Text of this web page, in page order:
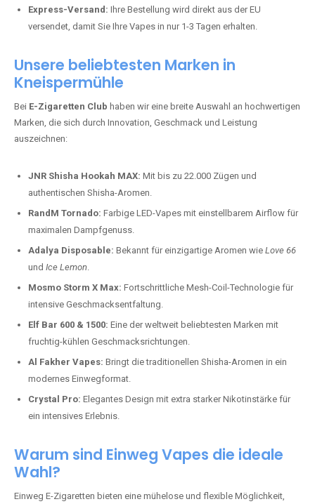
Express-Versand: Ihre Bestellung wird direkt aus der EU
versendet, damit Sie Ihre Vapes in nur 1-3 Tagen erhalten.
Unsere beliebtesten Marken in
Kneispermühle
Bei E-Zigaretten Club haben wir eine breite Auswahl an hochwertigen
Marken, die sich durch Innovation, Geschmack und Leistung
auszeichnen:
JNR Shisha Hookah MAX: Mit bis zu 22.000 Zügen und
authentischen Shisha-Aromen.
RandM Tornado: Farbige LED-Vapes mit einstellbarem Airflow für
maximalen Dampfgenuss.
Adalya Disposable: Bekannt für einzigartige Aromen wie Love 66
und Ice Lemon.
Mosmo Storm X Max: Fortschrittliche Mesh-Coil-Technologie für
intensive Geschmacksentfaltung.
Elf Bar 600 & 1500: Eine der weltweit beliebtesten Marken mit
fruchtig-kühlen Geschmacksrichtungen.
Al Fakher Vapes: Bringt die traditionellen Shisha-Aromen in ein
modernes Einwegformat.
Crystal Pro: Elegantes Design mit extra starker Nikotinstärke für
ein intensives Erlebnis.
Warum sind Einweg Vapes die ideale
Wahl?
Einweg E-Zigaretten bieten eine mühelose und flexible Möglichkeit,